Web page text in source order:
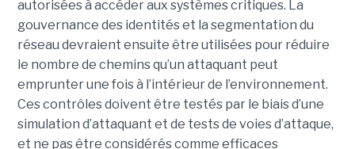
autorisées à accéder aux systèmes critiques. La
gouvernance des identités et la segmentation du
réseau devraient ensuite être utilisées pour réduire
le nombre de chemins qu’un attaquant peut
emprunter une fois à l’intérieur de l’environnement.
Ces contrôles doivent être testés par le biais d’une
simulation d’attaquant et de tests de voies d’attaque,
et ne pas être considérés comme efficaces